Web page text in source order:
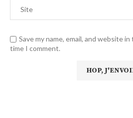
Save my name, email, and website
time I comment.